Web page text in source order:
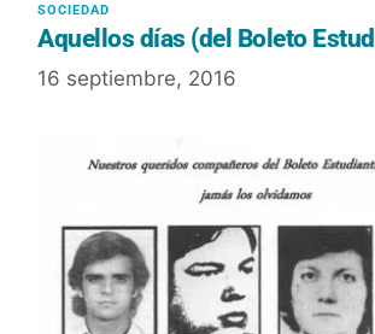
Aquellos días (del Boleto
16 septiembre, 2016